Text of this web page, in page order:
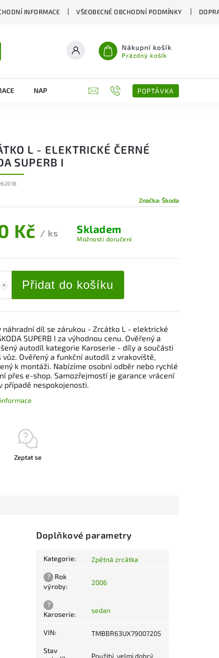
INFORMACE VŠEOBECNÉ OBCHODNÍ PODMÍNKY
Nákupní košík
Prázdný košík
NAPIŠTE NÁM KONTAKTY POPTÁVKA
L - ELEKTRICKÉ ČERNÉ
SUPERB I
Značka:Škoda
Kč / ks Skladem
Možnosti doručení
Přidat do košíku
náhradní díl se zárukou - Zrcátko L - elektrické
SUPERB I za výhodnou cenu. Ověřený a
autodíl kategorie Karoserie - díly a součásti
vůz. Ověřený a funkční autodíl z vrakoviště,
k montáži. Nabízíme osobní odběr nebo rychlé
přes e-shop. Samozřejmostí je garance vrácení
případě nespokojenosti.
Zeptat se
Doplňkové parametry
Kategorie: Zpětná zrcátka
? Rok
výroby: 2006
?
Karoserie: sedan
VIN: TMBBR63UX79007205
Stav
Použitý, velmi dobrý